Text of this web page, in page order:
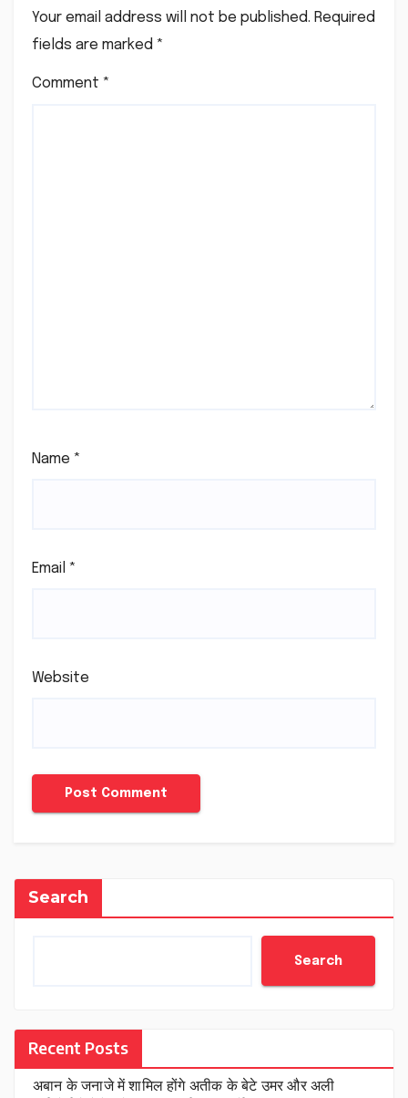
Your email address will not be published. Required
fields are marked *
Comment *
Name *
Email *
Website
Search
Search
Recent Posts
अबान के जनाजे में शामिल होंगे अतीक के बेटे उमर और अली